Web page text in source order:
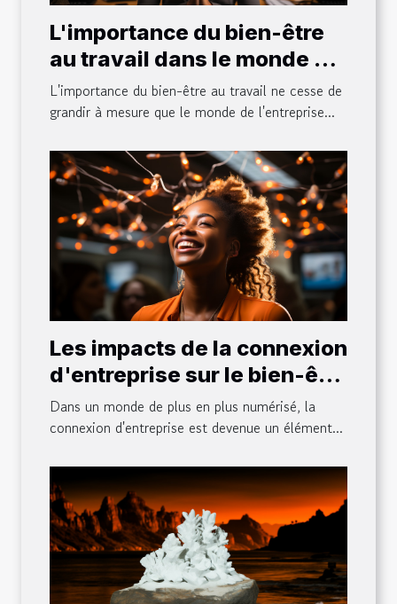
L'importance du bien-être
au travail dans le monde de
l'entreprise
L'importance du bien-être au travail ne cesse de
grandir à mesure que le monde de l'entreprise...
Les impacts de la connexion
d'entreprise sur le bien-être
des employés
Dans un monde de plus en plus numérisé, la
connexion d'entreprise est devenue un élément...